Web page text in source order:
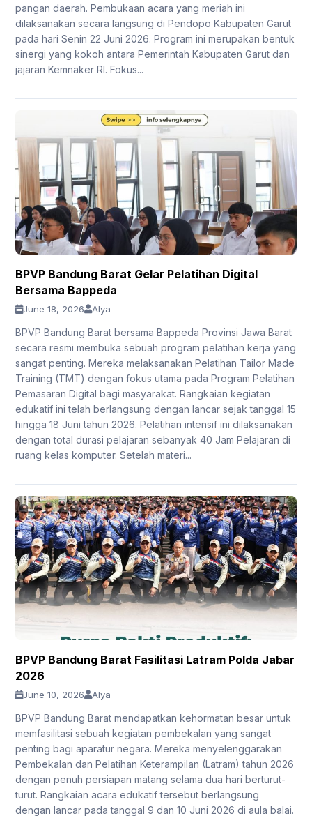
pangan daerah. Pembukaan acara yang meriah ini
dilaksanakan secara langsung di Pendopo Kabupaten Garut
pada hari Senin 22 Juni 2026. Program ini merupakan bentuk
sinergi yang kokoh antara Pemerintah Kabupaten Garut dan
jajaran Kemnaker RI. Fokus...
BPVP Bandung Barat Gelar Pelatihan Digital
Bersama Bappeda
June 18, 2026 Alya
BPVP Bandung Barat bersama Bappeda Provinsi Jawa Barat
secara resmi membuka sebuah program pelatihan kerja yang
sangat penting. Mereka melaksanakan Pelatihan Tailor Made
Training (TMT) dengan fokus utama pada Program Pelatihan
Pemasaran Digital bagi masyarakat. Rangkaian kegiatan
edukatif ini telah berlangsung dengan lancar sejak tanggal 15
hingga 18 Juni tahun 2026. Pelatihan intensif ini dilaksanakan
dengan total durasi pelajaran sebanyak 40 Jam Pelajaran di
ruang kelas komputer. Setelah materi...
BPVP Bandung Barat Fasilitasi Latram Polda Jabar
2026
June 10, 2026 Alya
BPVP Bandung Barat mendapatkan kehormatan besar untuk
memfasilitasi sebuah kegiatan pembekalan yang sangat
penting bagi aparatur negara. Mereka menyelenggarakan
Pembekalan dan Pelatihan Keterampilan (Latram) tahun 2026
dengan penuh persiapan matang selama dua hari berturut-
turut. Rangkaian acara edukatif tersebut berlangsung
dengan lancar pada tanggal 9 dan 10 Juni 2026 di aula balai.